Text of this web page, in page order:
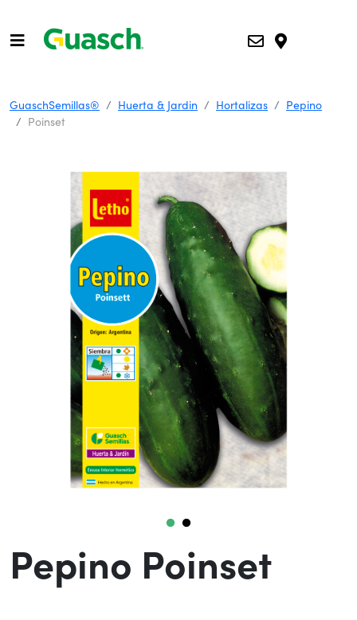
GuaschSemillas® Huerta & Jardin Hortalizas
Pepino
Poinset
Pepino Poinset